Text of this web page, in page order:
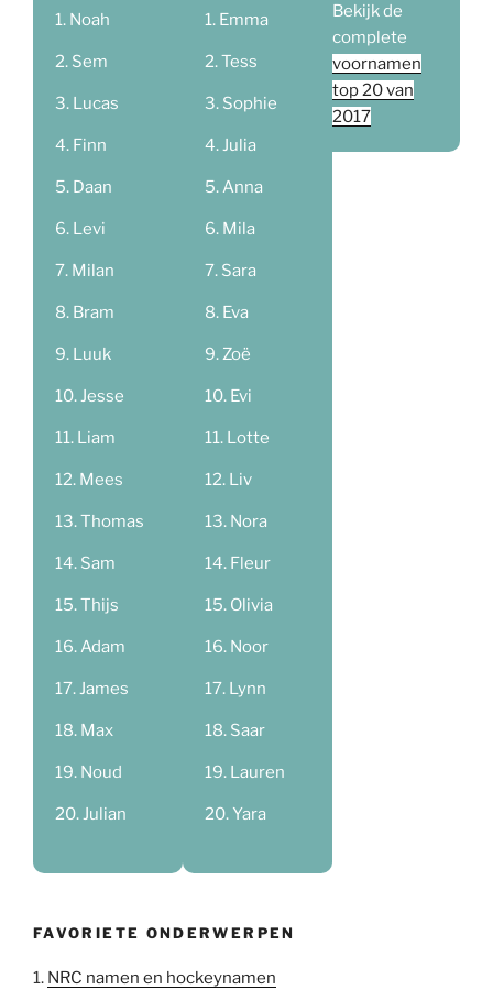
Noah
Sem
Lucas
Finn
Daan
Levi
Milan
Bram
Luuk
Jesse
Liam
Mees
Thomas
Sam
Thijs
Adam
James
Max
Noud
Julian
Emma
Tess
Sophie
Julia
Anna
Mila
Sara
Eva
Zoë
Evi
Lotte
Liv
Nora
Fleur
Olivia
Noor
Lynn
Saar
Lauren
Yara
Bekijk de
complete
voornamen
top 20 van
2017
FAVORIETE ONDERWERPEN
1. NRC namen en hockeynamen